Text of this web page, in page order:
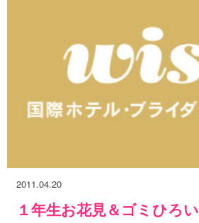
2011.04.20
１年生お花見＆ゴミひろい